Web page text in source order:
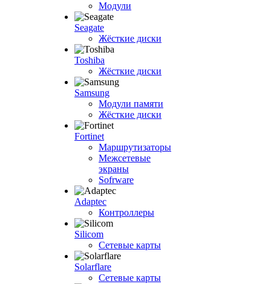
Модули
Seagate
Жёсткие диски
Toshiba
Жёсткие диски
Samsung
Модули памяти
Жёсткие диски
Fortinet
Маршрутизаторы
Межсетевые
экраны
Sofrware
Adaptec
Контроллеры
Silicom
Сетевые карты
Solarflare
Сетевые карты